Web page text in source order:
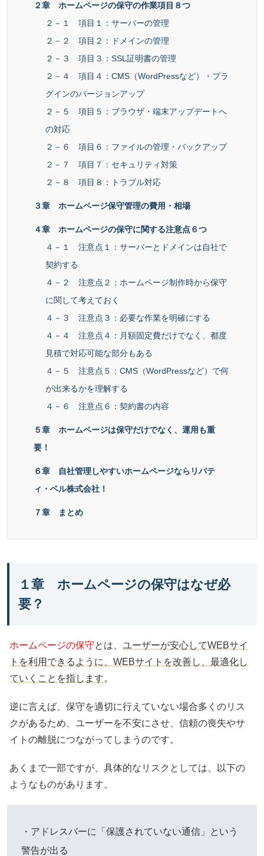
２章 ホームページの保守の作業項目８つ
２－１ 項目１：サーバーの管理
２－２ 項目２：ドメインの管理
２－３ 項目３：SSL証明書の管理
２－４ 項目４：CMS（WordPressなど）・プラ
グインのバージョンアップ
２－５ 項目５：ブラウザ・端末アップデートへ
の対応
２－６ 項目６：ファイルの管理・バックアップ
２－７ 項目７：セキュリティ対策
２－８ 項目８：トラブル対応
３章 ホームページ保守管理の費用・相場
４章 ホームページの保守に関する注意点６つ
４－１ 注意点１：サーバーとドメインは自社で
契約する
４－２ 注意点２：ホームページ制作時から保守
に関して考えておく
４－３ 注意点３：必要な作業を明確にする
４－４ 注意点４：月額固定費だけでなく、都度
見積で対応可能な部分もある
４－５ 注意点５：CMS（WordPressなど）で何
が出来るかを理解する
４－６ 注意点６：契約書の内容
５章 ホームページは保守だけでなく、運用も重
要！
６章 自社管理しやすいホームページならリバテ
ィ・ベル株式会社！
７章 まとめ
１章 ホームページの保守はなぜ必
要？
ホームページの保守とは、ユーザーが安心してWEBサイ
トを利用できるように、WEBサイトを改善し、最適化し
ていくことを指します。
逆に言えば、保守を適切に行えていない場合多くのリス
クがあるため、ユーザーを不安にさせ、信頼の喪失やサ
イトの離脱につながってしまうのです。
あくまで一部ですが、具体的なリスクとしては、以下の
ようなものがあります。
・アドレスバーに「保護されていない通信」という
警告が出る